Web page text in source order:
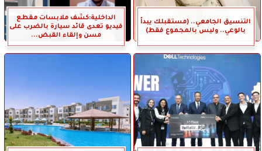
التنسيق الجامعي.. (مستقبلك يبدأ
بالوعي.. وليس بالمجموع فقط)
الداخلية:كشف ملابسات مقطع
فيديو تعدى قائد سيارة بالضرب على
مسن وإلقاء القبض...